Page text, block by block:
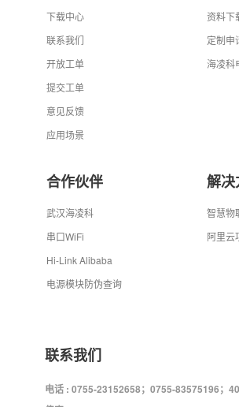
下载中心
联系我们
开放工单
提交工单
意见反馈
应用场景
资料下
定制申
海凌科
合作伙伴
武汉海凌科
串口WiFi
Hi-Link Alibaba
电源模块防伪查询
解
智慧物
阿里云
联系我们
电话 : 0755-23152658；0755-83575196；